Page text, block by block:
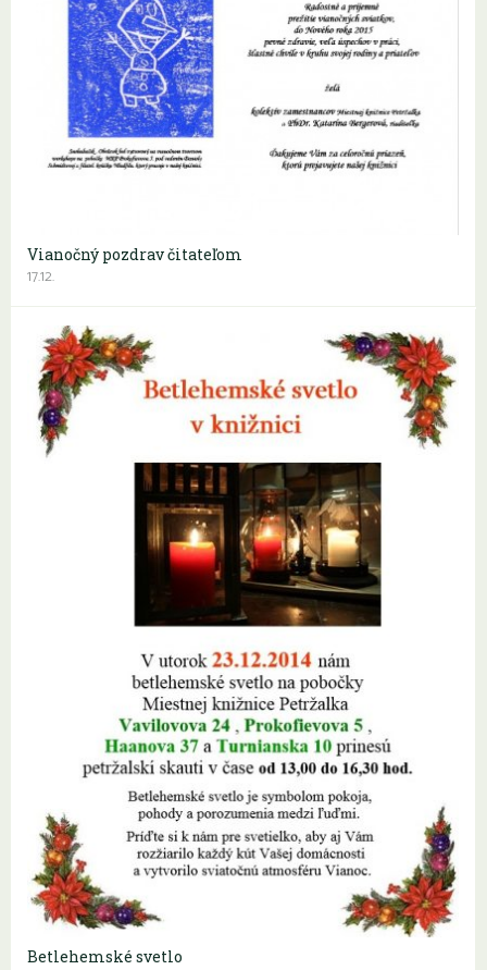
Vianočný pozdrav čitateľom
17.12.
Betlehemské svetlo